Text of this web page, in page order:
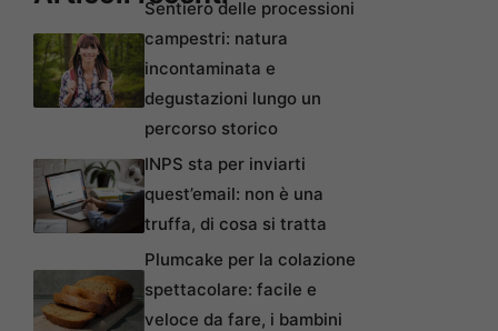
Sentiero delle processioni
campestri: natura
incontaminata e
degustazioni lungo un
percorso storico
INPS sta per inviarti
quest’email: non è una
truffa, di cosa si tratta
Plumcake per la colazione
spettacolare: facile e
veloce da fare, i bambini